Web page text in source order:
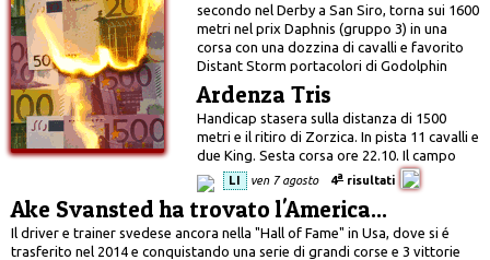
secondo nel Derby a San Siro, torna sui 1600
metri nel prix Daphnis (gruppo 3) in una
corsa con una dozzina di cavalli e favorito
Distant Storm portacolori di Godolphin
Ardenza Tris
Handicap stasera sulla distanza di 1500
metri e il ritiro di Zorzica. In pista 11 cavalli e
due King. Sesta corsa ore 22.10. Il campo
LI ven 7 agosto 4a risultati
Ake Svansted ha trovato l'America...
Il driver e trainer svedese ancora nella "Hall of Fame" in Usa, dove si é
trasferito nel 2014 e conquistando una serie di grandi corse e 3 vittorie